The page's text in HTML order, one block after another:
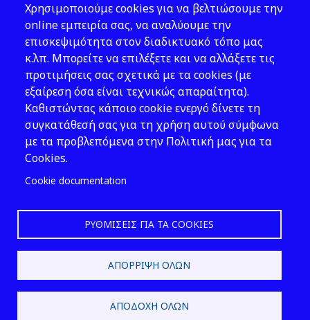
Νομοθεσία
Εκδόσεις
Νέα - Εκδηλώσεις
Ακολουθήστε μας
Χρησιμοποιούμε cookies για να βελτιώσουμε την
online εμπειρία σας, να αναλύουμε την
επισκεψιμότητα στον διαδικτυακό τόπο μας
κ.λπ. Μπορείτε να επιλέξετε και να αλλάξετε τις
προτιμήσεις σας σχετικά με τα cookies (με
εξαίρεση όσα είναι τεχνικώς απαραίτητα).
Καθιστώντας κάποιο cookie ενεργό δίνετε τη
συγκατάθεσή σας για τη χρήση αυτού σύμφωνα
με τα προβλεπόμενα στην Πολιτική μας για τα
Cookies.
Cookie documentation
ΡΥΘΜΊΣΕΙΣ ΓΙΑ ΤΑ COOKIES
ΑΠΌΡΡΙΨΗ ΌΛΩΝ
ΑΠΟΔΟΧΉ ΌΛΩΝ
2026 © ΕΛ.ΙΝ.Υ.Α.Ε.
Design & Development by